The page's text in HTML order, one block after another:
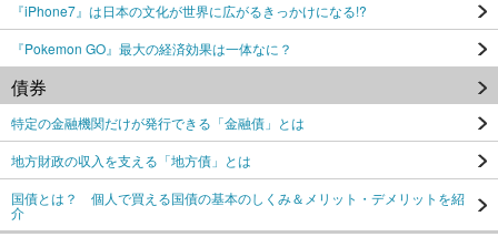
『iPhone7』は日本の文化が世界に広がるきっかけになる!?
『Pokemon GO』最大の経済効果は一体なに？
債券
特定の金融機関だけが発行できる「金融債」とは
地方財政の収入を支える「地方債」とは
国債とは？ 個人で買える国債の基本のしくみ＆メリット・デメリットを紹
介